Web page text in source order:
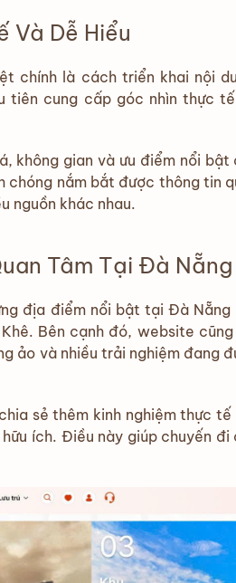
Và Dễ Hiểu
chính là cách triển khai nội
tiên cung cấp góc nhìn thực
không gian và ưu điểm nổi bật
chóng nắm bắt được thông tin
nguồn khác nhau.
Tâm Tại Đà Nẵng
địa điểm nổi bật tại Đà Nẵng
Bên cạnh đó, website
ảo và nhiều trải nghiệm đang
sẻ thêm kinh nghiệm thực tế
ích. Điều này giúp chuyến đi